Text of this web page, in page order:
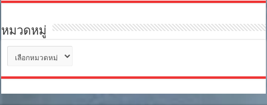
หมวดหมู่
หมู่